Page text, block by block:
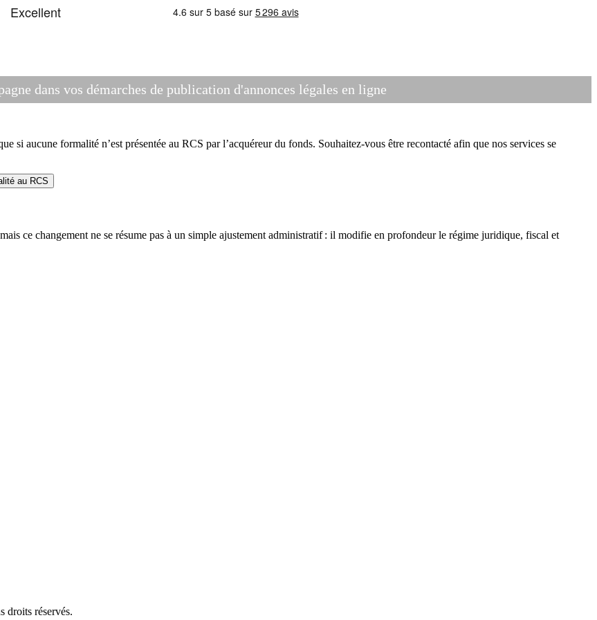
dans vos démarches de publication d'annonces légales en ligne
si aucune formalité n’est présentée au RCS par l’acquéreur du fonds. Souhaitez-vous être recontacté afin que nos services se
au RCS
ce changement ne se résume pas à un simple ajustement administratif : il modifie en profondeur le régime juridique, fiscal et
droits réservés.